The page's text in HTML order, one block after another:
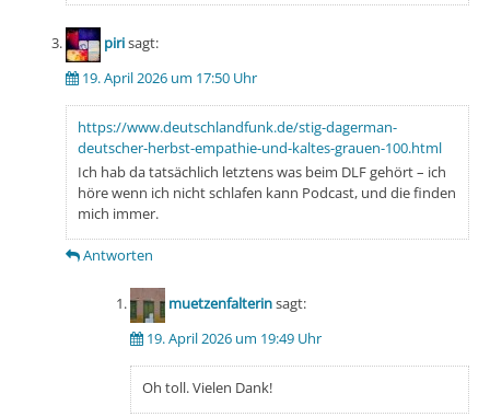
pirisagt:
19. April 2026 um 17:50 Uhr
https://www.deutschlandfunk.de/stig-dagerman-
deutscher-herbst-empathie-und-kaltes-grauen-100.html
Ich hab da tatsächlich letztens was beim DLF gehört – ich
höre wenn ich nicht schlafen kann Podcast, und die finden
mich immer.
Antworten
muetzenfalterinsagt:
19. April 2026 um 19:49 Uhr
Oh toll. Vielen Dank!